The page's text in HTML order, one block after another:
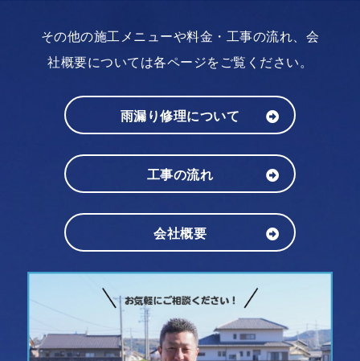
その他の施工メニューや料金・工事の流れ、会
社概要については各ページをご覧ください。
雨漏り修理について
工事の流れ
会社概要